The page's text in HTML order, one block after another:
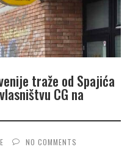
traže od Spajića
CG na
NO COMMENTS